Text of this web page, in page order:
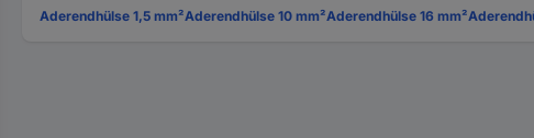
Aderendhülse 1,5 mm²Aderendhülse 10 mm²Aderendhülse 16 mm²